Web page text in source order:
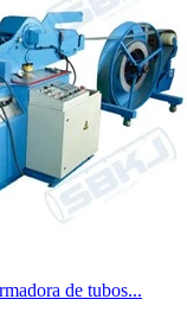
de tubos...